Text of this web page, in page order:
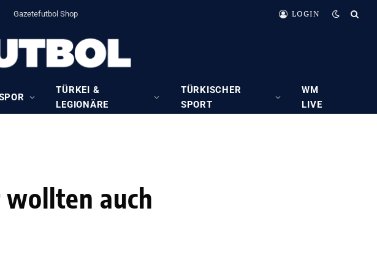
Gazetefutbol Shop LOGIN
TÜRKEI &
LEGIONÄRE
TÜRKISCHER
SPORT
WM
LIVE
wollten auch